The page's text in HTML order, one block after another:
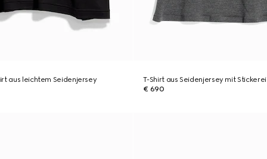
aus leichtem Seidenjersey
T-Shirt aus Seidenjersey mit Stickerei
€ 690